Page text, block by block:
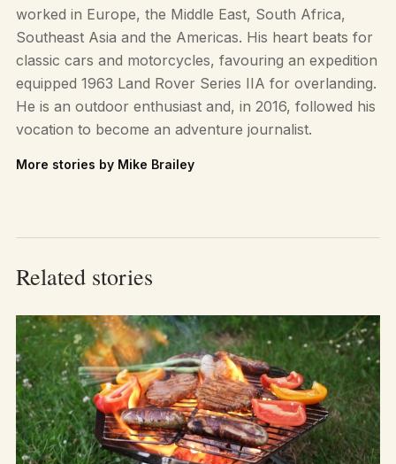
worked in Europe, the Middle East, South Africa,
Southeast Asia and the Americas. His heart beats for
classic cars and motorcycles, favouring an expedition
equipped 1963 Land Rover Series IIA for overlanding.
He is an outdoor enthusiast and, in 2016, followed his
vocation to become an adventure journalist.
More stories by Mike Brailey
Related stories